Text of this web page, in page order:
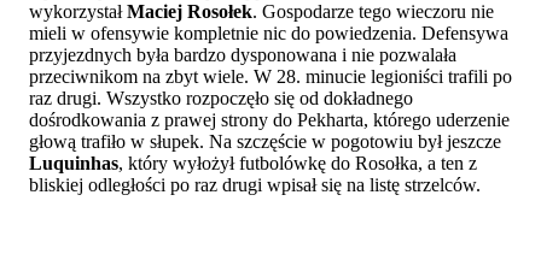
wykorzystałMaciej Rosołek. Gospodarze tego wieczoru nie
mieli w ofensywie kompletnie nic do powiedzenia. Defensywa
przyjezdnych była bardzo dysponowana i nie pozwalała
przeciwnikom na zbyt wiele. W 28. minucie legioniści trafili po
raz drugi. Wszystko rozpoczęło się od dokładnego
dośrodkowania z prawej strony do Pekharta, którego uderzenie
głową trafiło w słupek. Na szczęście w pogotowiu był jeszcze
Luquinhas, który wyłożył futbolówkę do Rosołka, a ten z
bliskiej odległości po raz drugi wpisał się na listę strzelców.